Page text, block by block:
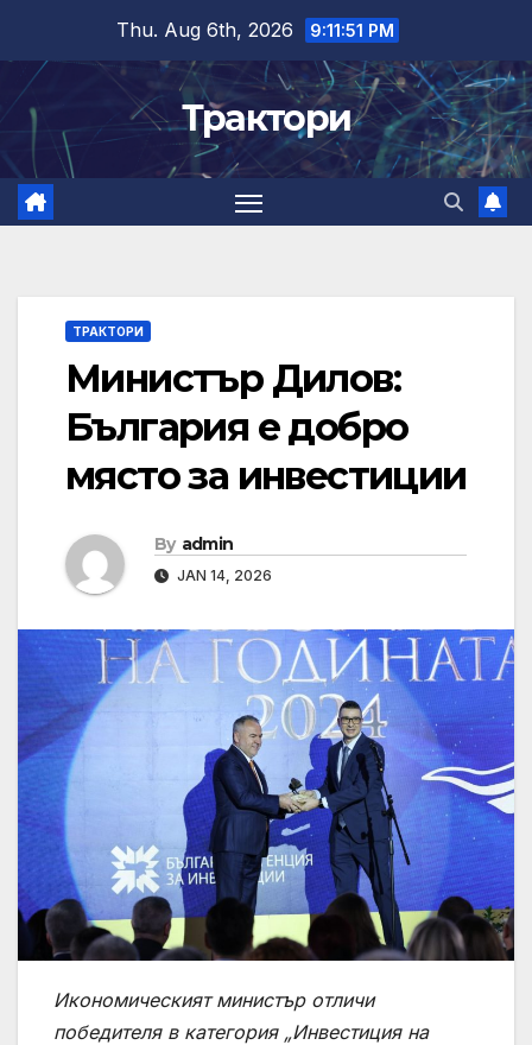
content
Thu. Aug 6th, 2026 9:11:52 PM
Трактори
ТРАКТОРИ
Министър Дилов:
България е добро
място за инвестиции
By admin
JAN 14, 2026
Икономическият министър отличи
победителя в категория „Инвестиция на